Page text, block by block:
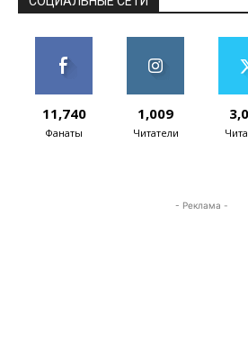
11,740
Фанаты
1,009
Читатели
- Реклама -